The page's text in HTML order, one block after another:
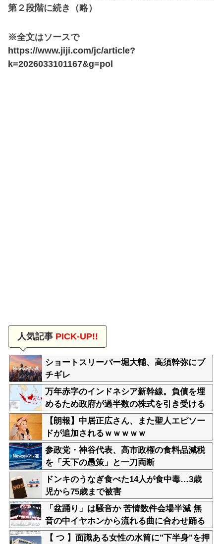
第２段階に続き（略）
※全文はソースで
https://www.jiji.com/jc/article?
k=2026033101167&g=pol
人気記事PICK-UP!!
ショートスリーパー堀大輔、高須幹弥にブ
チギレ
万年赤字のインドネシア新幹線。負債を埋
めるため政府が過半数の株式を引き受ける
【朗報】中居正広さん、また聖人エピソー
ドが追加されるｗｗｗｗｗ
参政党・神谷代表、高市政権の食料品減税
を「天下の愚策」と一刀両断
ドンキのうなぎ食べた14人が食中毒…3歳
児から75歳まで被害
「盆踊り」は騒音か 苦情数件会場半減 無
音の中イヤホンから流れる曲に合わせ踊る
サイレント盆ダンスも
【 つ 】面識ある女性の水筒に"下半身"を押